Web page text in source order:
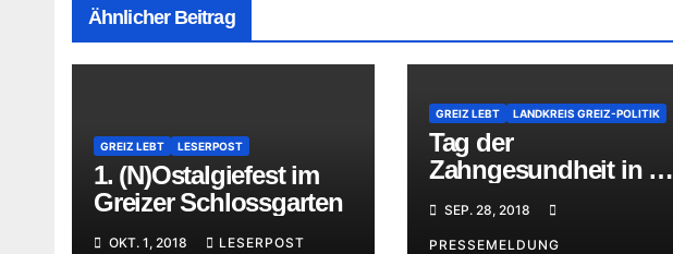
Ähnlicher Beitrag
GREIZ LEBT LESERPOST
1. (N)Ostalgiefest im
Greizer Schlossgarten
OKT. 1, 2018 LESERPOST
GREIZ LEBT LANDKREIS GREIZ-POLITIK
Tag der
Zahngesundheit in der
Greiz
SEP. 28, 2018
PRESSEMELDUNG